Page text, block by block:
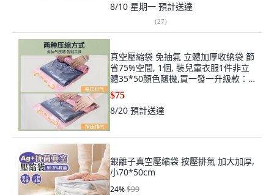
8/10 星期一 預計送達
(27)
真空壓縮袋 免抽氣 立體加厚收納袋 節
省75%空間, 1個, 裝兒童衣服1件非立
體35*50顏色隨機,買一發一升級款：
立體更防皺免抽氣
$75
8/20 預計送達
銀離子真空壓縮袋 按壓排氣 加大加厚,
小70*50cm
24%$99